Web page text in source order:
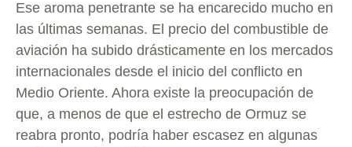
Ese aroma penetrante se ha encarecido mucho en
las últimas semanas. El precio del combustible de
aviación ha subido drásticamente en los mercados
internacionales desde el inicio del conflicto en
Medio Oriente. Ahora existe la preocupación de
que, a menos de que el estrecho de Ormuz se
reabra pronto, podría haber escasez en algunas